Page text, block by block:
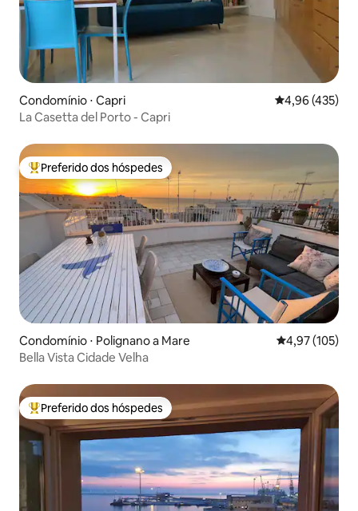
Condomínio ⋅ Capri 4,96 de uma
4,96 (435)
La Casetta del Porto - Capri
Entre os melhores preferidos dos hóspedes
Preferido dos hóspedes
Condomínio ⋅ Polignano a Mare 4,97 de uma
4,97 (105)
Bella Vista Cidade Velha
Entre os melhores preferidos dos hóspedes
Preferido dos hóspedes